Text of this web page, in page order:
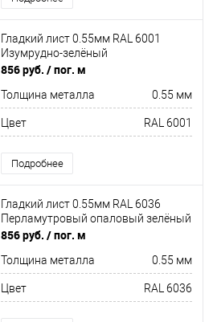
Гладкий лист 0.55мм RAL 6001
Изумрудно-зелёный
856 руб. / пог. м
Толщина металла 0.55 мм
Цвет RAL 6001
Подробнее
Гладкий лист 0.55мм RAL 6036
Перламутровый опаловый зелёный
856 руб. / пог. м
Толщина металла 0.55 мм
Цвет RAL 6036